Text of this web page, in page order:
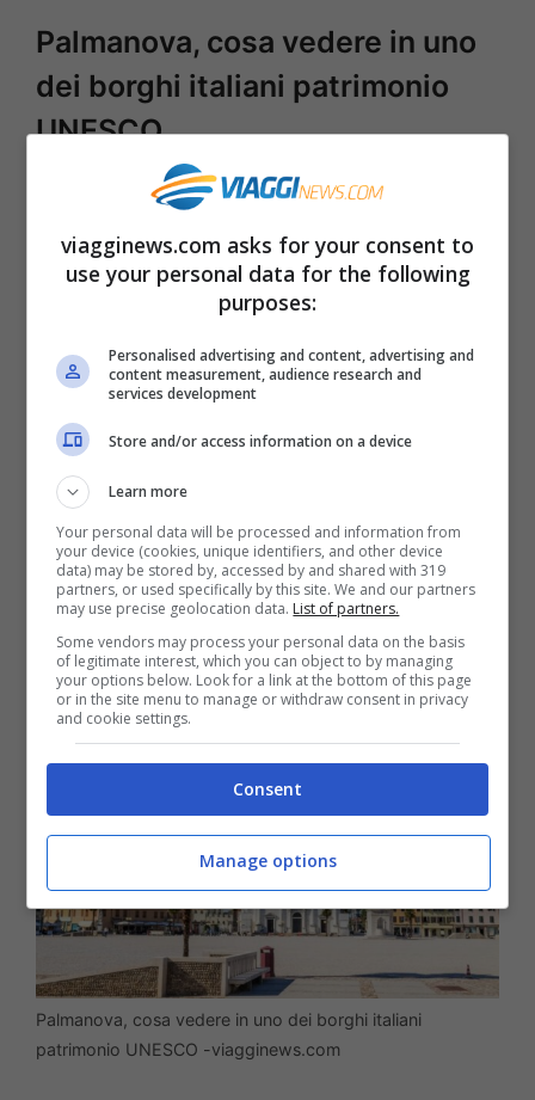
Palmanova, cosa vedere in uno
dei borghi italiani patrimonio
UNESCO
Come migliore esempio di fortificazione
dell’età moderna, l’importanza di
Palmanova era stata già riconosciuta a
livello nostrano nel 1960 quando divenne
Monumento Nazionale. Nel 2017 è entrata
a far parte poi delPatrimonio Mondiale
Unesco. Non di minore importanza il fatto
che il paese rientri poi ogni anno anche
nella particolare classifica dei
Borghi più
Belli d’Italia. Al di là della sua particolare
pianta urbanistica, infatti, la cittadina
fortezza ha molto da offrire.
Palmanova, cosa vedere in uno dei borghi italiani
patrimonio UNESCO -viagginews.com
viagginews.com asks for your consent to
use your personal data for the following
purposes:
Personalised advertising and content, advertising and
content measurement, audience research and
services development
Store and/or access information on a device
Learn more
Your personal data will be processed and information from
your device (cookies, unique identifiers, and other device
data) may be stored by, accessed by and shared with 319
partners, or used specifically by this site. We and our partners
may use precise geolocation data. List of partners.
Some vendors may process your personal data on the basis
of legitimate interest, which you can object to by managing
your options below. Look for a link at the bottom of this page
or in the site menu to manage or withdraw consent in privacy
and cookie settings.
Consent
Manage options